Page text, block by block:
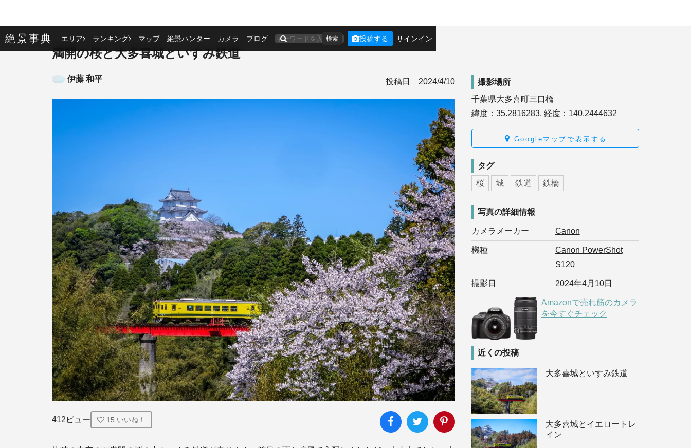
絶景事典 エリア ランキング マップ 絶景ハンター カメラ ブログ 検索 投稿する サインイン
満開の桜と大多喜城といすみ鉄道
伊藤 和平 投稿日 2024/4/10
412ビュー 15 いいね！
撮影場所
千葉県大多喜町三口橋
緯度：35.2816283, 経度：140.2444632
Googleマップで表示する
タグ
桜 城 鉄道 鉄橋
写真の詳細情報
カメラメーカー Canon
機種
Canon PowerShot
S120
撮影日 2024年4月10日
Amazonで売れ筋のカメラ
を今すぐチェック
近くの投稿
大多喜城といすみ鉄道
大多喜城とイエロートレ
イン